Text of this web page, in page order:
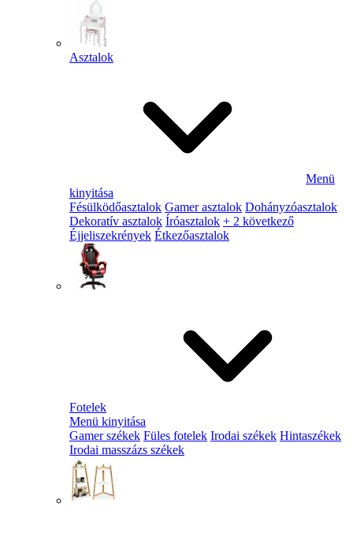
Asztalok
Menü
kinyitása
Fésülködőasztalok Gamer asztalok Dohányzóasztalok
Dekoratív asztalok Íróasztalok + 2 következő
Éjjeliszekrények Étkezőasztalok
Fotelek
Menü kinyitása
Gamer székek Füles fotelek Irodai székek Hintaszékek
Irodai masszázs székek